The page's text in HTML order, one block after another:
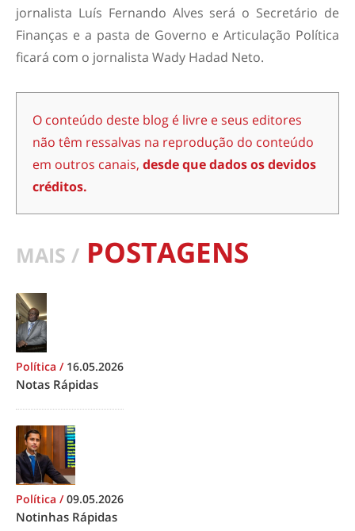
jornalista Luís Fernando Alves será o Secretário de
Finanças e a pasta de Governo e Articulação Política
ficará com o jornalista Wady Hadad Neto.
O conteúdo deste blog é livre e seus editores
não têm ressalvas na reprodução do conteúdo
em outros canais, desde que dados os devidos
créditos.
MAIS / POSTAGENS
Política / 16.05.2026
Notas Rápidas
Política /09.05.2026
Notinhas Rápidas